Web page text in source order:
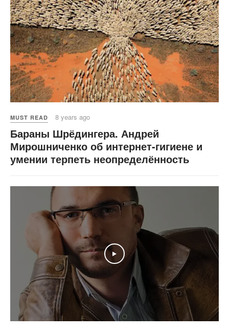
MUST READ 8 years ago
Бараны Шрёдингера. Андрей
Мирошниченко об интернет-гигиене и
умении терпеть неопределённость
Play